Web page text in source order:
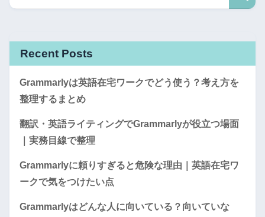
Recent Posts
Grammarlyは英語在宅ワークでどう使う？考え方を
整理するまとめ
翻訳・英語ライティングでGrammarlyが役立つ場面
｜実務目線で整理
Grammarlyに頼りすぎると危険な理由｜英語在宅ワ
ークで気をつけたい点
Grammarlyはどんな人に向いている？向いていな